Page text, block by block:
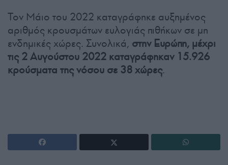
Τον Μάιο του 2022 καταγράφηκε αυξημένος
αριθμός κρουσμάτων ευλογιάς πιθήκων σε μη
ενδημικές χώρες. Συνολικά, στην Ευρώπη, μέχρι
τις 2 Αυγούστου 2022 καταγράφηκαν 15.926
κρούσματα της νόσου σε 38 χώρες.